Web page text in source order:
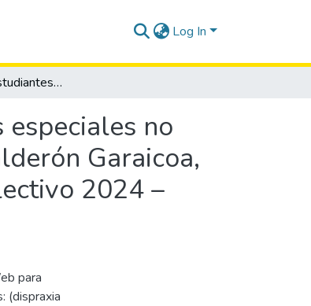
Log In
Sitio web para estudiantes con necesidades educativas especiales no asociadas de la escuela de educación básica Abdón Calderón Garaicoa, cantón La Libertad, provincia de Santa Elena, periodo lectivo 2024 – 2025.
no
Garaicoa,
2024 –
para
(dispraxia